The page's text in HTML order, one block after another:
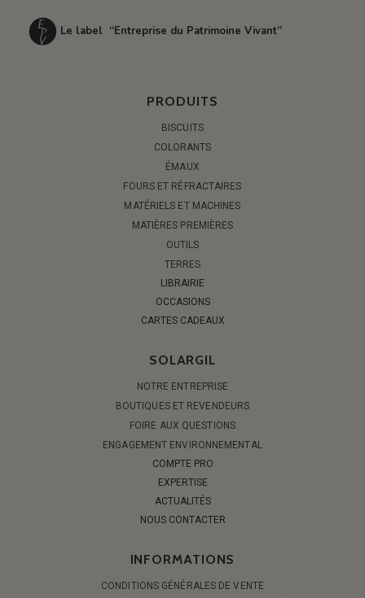
Le label “Entreprise du Patrimoine Vivant”
PRODUITS
BISCUITS
COLORANTS
ÉMAUX
FOURS ET RÉFRACTAIRES
MATÉRIELS ET MACHINES
MATIÈRES PREMIÈRES
OUTILS
TERRES
LIBRAIRIE
OCCASIONS
CARTES CADEAUX
SOLARGIL
NOTRE ENTREPRISE
BOUTIQUES ET REVENDEURS
FOIRE AUX QUESTIONS
ENGAGEMENT ENVIRONNEMENTAL
COMPTE PRO
EXPERTISE
ACTUALITÉS
NOUS CONTACTER
INFORMATIONS
CONDITIONS GÉNÉRALES DE VENTE